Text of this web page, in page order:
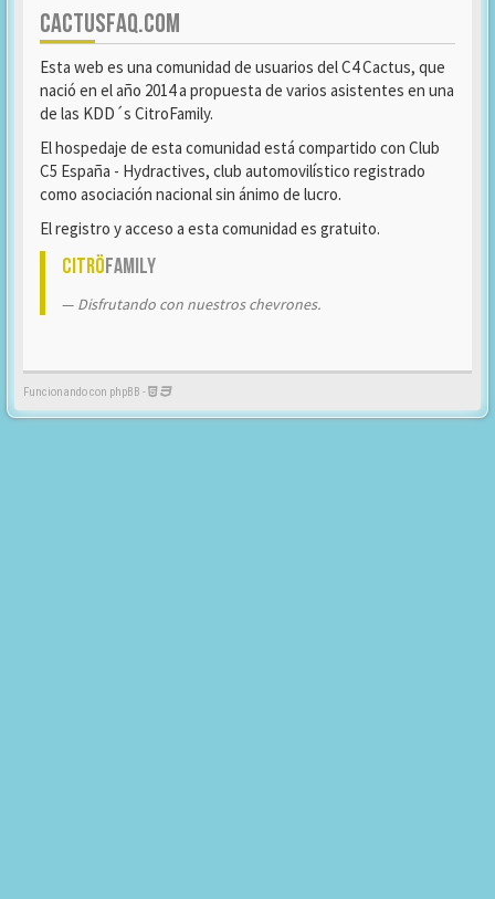
CACTUSFAQ.COM
Esta web es una comunidad de usuarios del C4 Cactus, que
nació en el año 2014 a propuesta de varios asistentes en una
de las KDD´s CitroFamily.
El hospedaje de esta comunidad está compartido con Club
C5 España - Hydractives, club automovilístico registrado
como asociación nacional sin ánimo de lucro.
El registro y acceso a esta comunidad es gratuito.
CitröFamily
Disfrutando con nuestros chevrones.
Funcionando con phpBB -